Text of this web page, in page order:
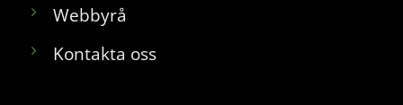
Webbyrå
Kontakta oss